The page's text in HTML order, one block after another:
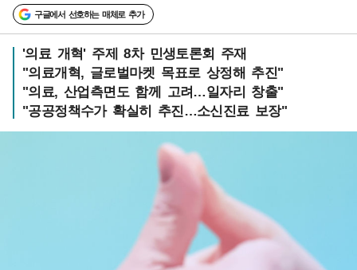
구글에서 선호하는 매체로 추가
'의료 개혁' 주제 8차 민생토론회 주재
"의료개혁, 글로벌마켓 목표로 상정해 추진"
"의료, 산업측면도 함께 고려…일자리 창출"
"공공정책수가 확실히 추진…소신진료 보장"